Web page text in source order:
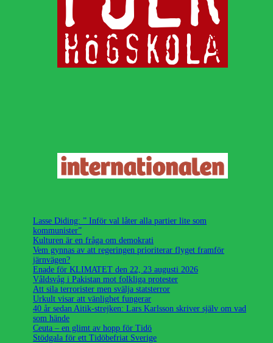
Lasse Diding: ” Inför val låter alla partier lite som
kommunister”
Kulturen är en fråga om demokrati
Vem gynnas av att regeringen prioriterar flyget framför
järnvägen?
Enade för KLIMATET den 22, 23 augusti 2026
Våldsvåg i Pakistan mot folkliga protester
Att sila terrorister men svälja statsterror
Urkult visar att vänlighet fungerar
40 år sedan Aitik-strejken: Lars Karlsson skriver själv om vad
som hände
Ceuta – en glimt av hopp för Tidö
Stödgala för ett Tidöbefriat Sverige